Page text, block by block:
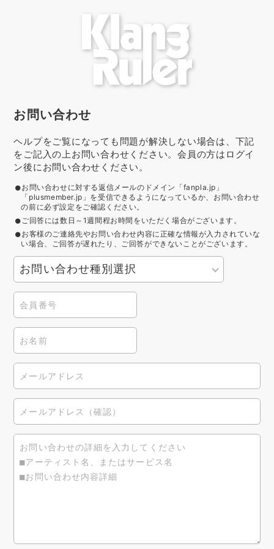
お問い合わせ
ヘルプをご覧になっても問題が解決しない場合は、下記
をご記入の上お問い合わせください。会員の方はログイ
ン後にお問い合わせください。
お問い合わせに対する返信メールのドメイン「fanpla.jp」
「plusmember.jp」を受信できるようになっているか、お問い合わせ
の前に必ず設定をご確認ください。
ご回答には数日～1週間程お時間をいただく場合がございます。
お客様のご連絡先やお問い合わせ内容に正確な情報が入力されていな
い場合、ご回答が遅れたり、ご回答ができないことがございます。